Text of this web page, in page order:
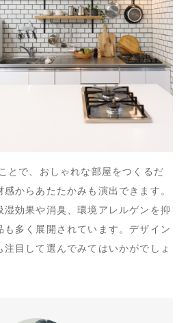
とで、おしゃれな部屋をつくるだ
からあたたかみも演出できます。
湿効果や消臭、環境アレルゲンを抑
も多く展開されています。デザイン
目して選んでみてはいかがでしょ